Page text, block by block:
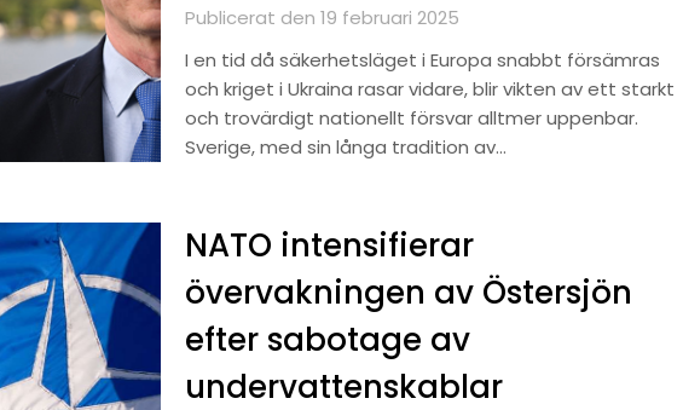
Publicerat den 19 februari 2025
I en tid då säkerhetsläget i Europa snabbt försämras
och kriget i Ukraina rasar vidare, blir vikten av ett starkt
och trovärdigt nationellt försvar alltmer uppenbar.
Sverige, med sin långa tradition av…
NATO intensifierar
övervakningen av Östersjön
efter sabotage av
undervattenskablar